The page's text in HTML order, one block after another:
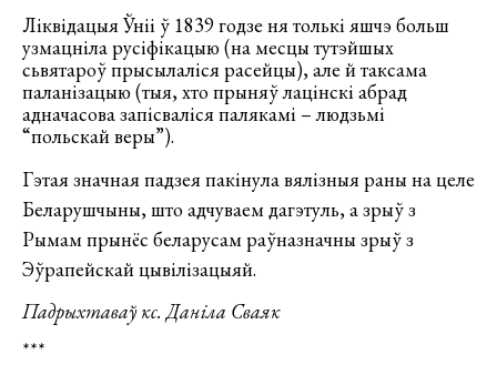
Ліквідацыя Ўніі ў 1839 годзе ня толькі яшчэ больш
узмацніла русіфікацыю (на месцы тутэйшых
сьвятароў прысылаліся расейцы), але й таксама
паланізацыю (тыя, хто прыняў лацінскі абрад
адначасова запісваліся палякамі – людзьмі
“польскай веры”).
Гэтая значная падзея пакінула вялізныя раны на целе
Беларушчыны, што адчуваем дагэтуль, а зрыў з
Рымам прынёс беларусам раўназначны зрыў з
Эўрапейскай цывілізацыяй.
Падрыхтаваў кс. Даніла Сваяк
***